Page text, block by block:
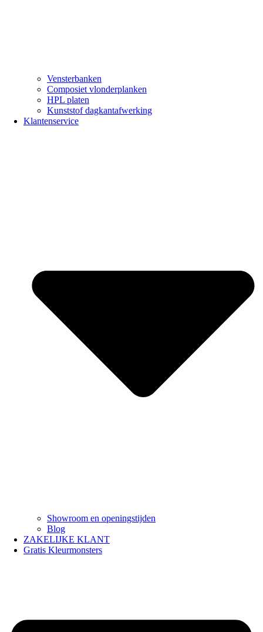
Vensterbanken
Composiet vlonderplanken
HPL platen
Kunststof dagkantafwerking
Klantenservice
Showroom en openingstijden
Blog
ZAKELIJKE KLANT
Gratis Kleurmonsters